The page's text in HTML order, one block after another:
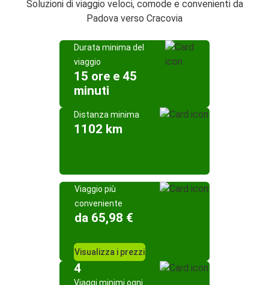
Soluzioni di viaggio veloci, comode e convenienti da
Padova verso Cracovia
Durata minima del
viaggio
15 ore e 45
minuti
Distanza minima
1102 km
Viaggio più
conveniente
da 65,98 €
Visualizza i prezzi
4
Viaggi minimi ogni